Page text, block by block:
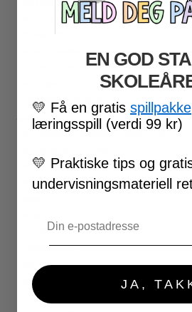
SPRÅK OG BEGREPER
KARTLEGGING
OPPGAVEKORT
PUSLESPILL LESING
NORSK SOM ANDRESPRÅK
★ MATEMATIKK
TALLFORSTÅELSE OG REGNEFERDIGHETER
MULTIPLIKASJON OG DIVISJON
KLOKKA
ALGEBRA
TEKSTOPPGAVER
KARTLEGGING
OPPGAVEKORT
DIGITALE SPILL
EN GOD
💛 Få en gratis spillpakke
læringsspill (verdi 99 kr)
💛 Praktiske tips og
undervisningsmateriell
JA,